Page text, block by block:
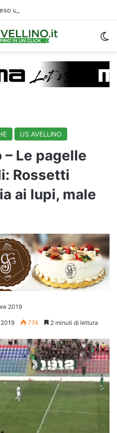
US AVELLINO
Le pagelle
Rossetti
ai lupi, male
2019
774 2 minuti di lettura